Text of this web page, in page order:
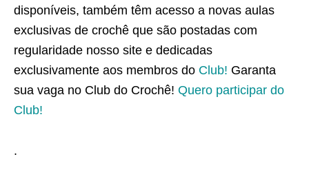
disponíveis, também têm acesso a novas aulas
exclusivas de crochê que são postadas com
regularidade nosso site e dedicadas
exclusivamente aos membros do Club! Garanta
sua vaga no Club do Crochê! Quero participar do
Club!
.